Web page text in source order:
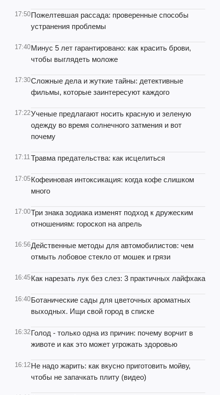
17:50Пожелтевшая рассада: проверенные способы
устранения проблемы
17:40Минус 5 лет гарантировано: как красить брови,
чтобы выглядеть моложе
17:30Сложные дела и жуткие тайны: детективные
фильмы, которые заинтересуют каждого
17:22Ученые предлагают носить красную и зеленую
одежду во время солнечного затмения и вот
почему
17:11Травма предательства: как исцелиться
17:05Кофеиновая интоксикация: когда кофе слишком
много
17:00Три знака зодиака изменят подход к дружеским
отношениям: гороскоп на апрель
16:56Действенные методы для автомобилистов: чем
отмыть лобовое стекло от мошек и грязи
16:45Как нарезать лук без слез: 3 практичных лайфхака
16:40Ботанические сады для цветочных ароматных
выходных. Ищи свой город в списке
16:32Голод - только одна из причин: почему ворчит в
животе и как это может угрожать здоровью
16:12Не надо жарить: как вкусно приготовить мойву,
чтобы не запачкать плиту (видео)